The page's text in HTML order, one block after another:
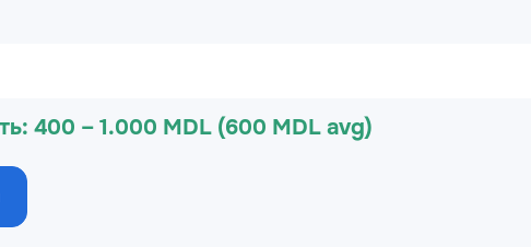
400 – 1.000 MDL (600 MDL avg)